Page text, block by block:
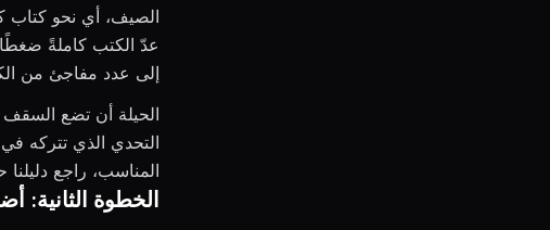
الصيف، أي نحو كتاب
إلى عدد مفاجئ من
الحيلة أن تضع السقف
التحدي الذي تتركه
المناسب، راجع دليلنا
الخطوة الثانية: